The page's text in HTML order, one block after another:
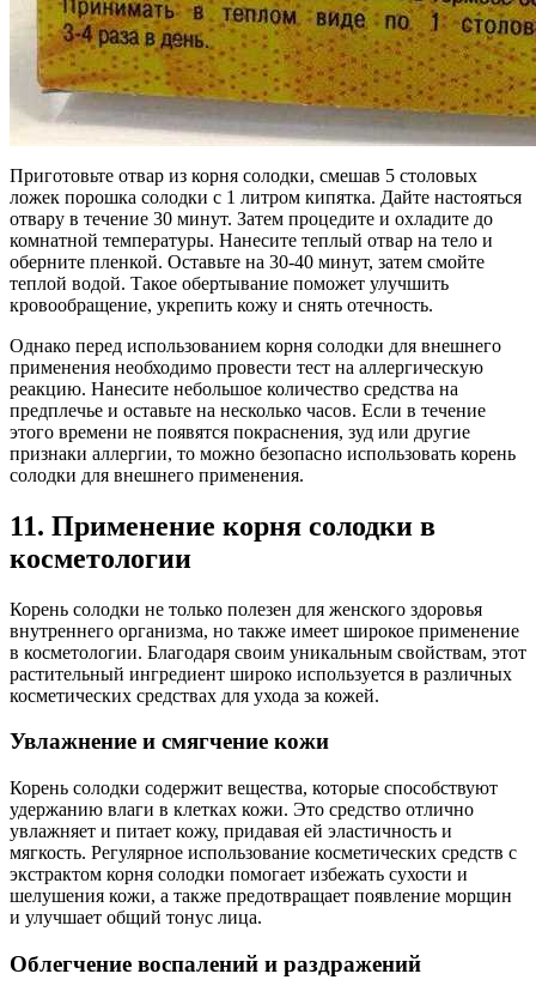
Приготовьте отвар из корня солодки, смешав 5 столовых
ложек порошка солодки с 1 литром кипятка. Дайте настояться
отвару в течение 30 минут. Затем процедите и охладите до
комнатной температуры. Нанесите теплый отвар на тело и
оберните пленкой. Оставьте на 30-40 минут, затем смойте
теплой водой. Такое обертывание поможет улучшить
кровообращение, укрепить кожу и снять отечность.
Однако перед использованием корня солодки для внешнего
применения необходимо провести тест на аллергическую
реакцию. Нанесите небольшое количество средства на
предплечье и оставьте на несколько часов. Если в течение
этого времени не появятся покраснения, зуд или другие
признаки аллергии, то можно безопасно использовать корень
солодки для внешнего применения.
11. Применение корня солодки в
косметологии
Корень солодки не только полезен для женского здоровья
внутреннего организма, но также имеет широкое применение
в косметологии. Благодаря своим уникальным свойствам, этот
растительный ингредиент широко используется в различных
косметических средствах для ухода за кожей.
Увлажнение и смягчение кожи
Корень солодки содержит вещества, которые способствуют
удержанию влаги в клетках кожи. Это средство отлично
увлажняет и питает кожу, придавая ей эластичность и
мягкость. Регулярное использование косметических средств с
экстрактом корня солодки помогает избежать сухости и
шелушения кожи, а также предотвращает появление морщин
и улучшает общий тонус лица.
Облегчение воспалений и раздражений